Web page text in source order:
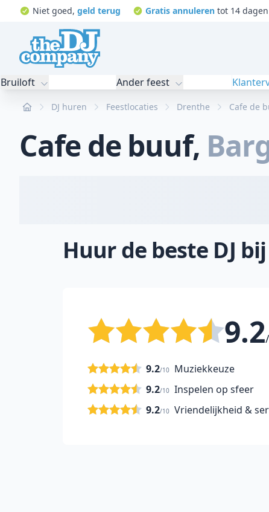
Niet goed, geld terug Gratis annuleren tot 14
Bruiloft Ander feest
Home DJ huren Feestlocaties Drenthe Cafe de
Cafe de buuf,
Huur de beste DJ
9.2
Muziekkeuze
9.2/10
Inspelen op sfeer
9.2/10
Vriendelijkheid &
9.2/10